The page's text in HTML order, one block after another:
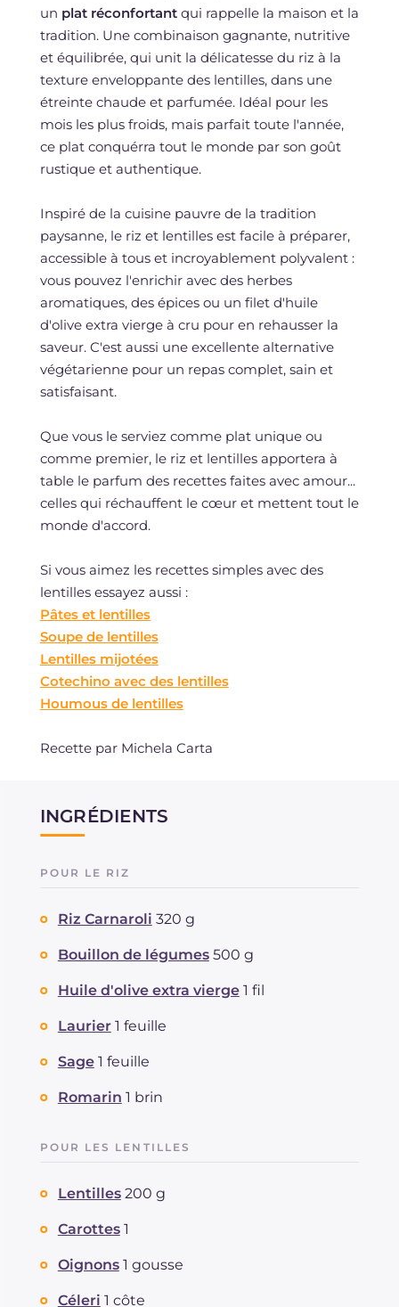
un plat réconfortantqui rappelle la maison et la
tradition. Une combinaison gagnante, nutritive
et équilibrée, qui unit la délicatesse du riz à la
texture enveloppante des lentilles, dans une
étreinte chaude et parfumée. Idéal pour les
mois les plus froids, mais parfait toute l'année,
ce plat conquérra tout le monde par son goût
rustique et authentique.
Inspiré de la cuisine pauvre de la tradition
paysanne, le riz et lentilles est facile à préparer,
accessible à tous et incroyablement polyvalent :
vous pouvez l'enrichir avec des herbes
aromatiques, des épices ou un filet d'huile
d'olive extra vierge à cru pour en rehausser la
saveur. C'est aussi une excellente alternative
végétarienne pour un repas complet, sain et
satisfaisant.
Que vous le serviez comme plat unique ou
comme premier, le riz et lentilles apportera à
table le parfum des recettes faites avec amour...
celles qui réchauffent le cœur et mettent tout le
monde d'accord.
Si vous aimez les recettes simples avec des
lentilles essayez aussi :
Pâtes et lentilles
Soupe de lentilles
Lentilles mijotées
Cotechino avec des lentilles
Houmous de lentilles
Recette par Michela Carta
INGRÉDIENTS
POUR LE RIZ
Riz Carnaroli 320 g
Bouillon de légumes 500 g
Huile d'olive extra vierge 1 fil
Laurier 1 feuille
Sage 1 feuille
Romarin 1 brin
POUR LES LENTILLES
Lentilles 200 g
Carottes 1
Oignons 1 gousse
Céleri 1 côte